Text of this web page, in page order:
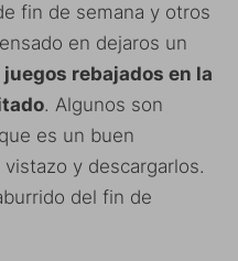
fin de semana y otros
en dejaros un
rebajados en la
. Algunos son
es un buen
y descargarlos.
del fin de